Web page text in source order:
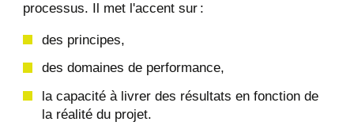
processus. Il met l'accent sur :
des principes,
des domaines de performance,
la capacité à livrer des résultats en fonction de
la réalité du projet.